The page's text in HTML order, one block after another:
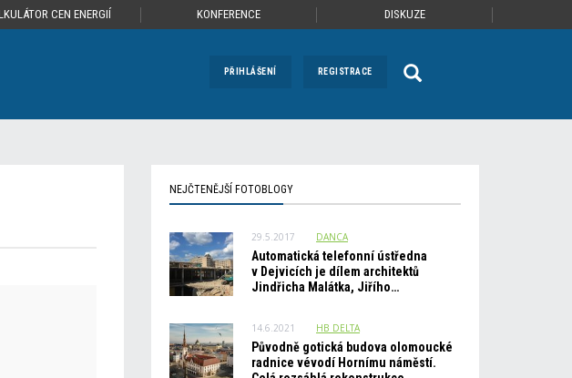
CEN ENERGIÍ KONFERENCE DISKUZE
PŘIHLÁŠENÍ REGISTRACE
NEJČTENĚJŠÍ FOTOBLOGY
29.5.2017 DANCA
Automatická telefonní ústředna
v Dejvicích je dílem architektů
Jindřicha Malátka, Jiřího…
14.6.2021 HB_DELTA
Původně gotická budova olomoucké
radnice vévodí Hornímu náměstí.